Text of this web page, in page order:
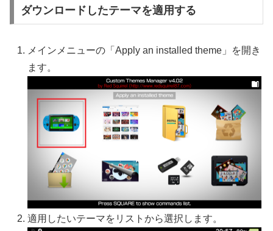
ダウンロードしたテーマを適用する
メインメニューの「Apply an installed theme」を開き
ます。
適用したいテーマをリストから選択します。